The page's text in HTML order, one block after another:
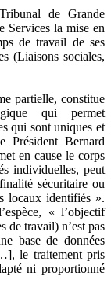
de Grande
Services la mise en
de travail de ses
(Liaisons sociales,
partielle, constitue
qui permet
qui sont uniques et
Président Bernard
en cause le corps
individuelles, peut
sécuritaire ou
locaux identifiés ».
« l’objectif
de travail) n’est pas
base de données
le traitement pris
ni proportionné